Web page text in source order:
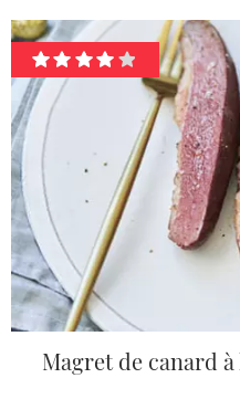
Magret de canard